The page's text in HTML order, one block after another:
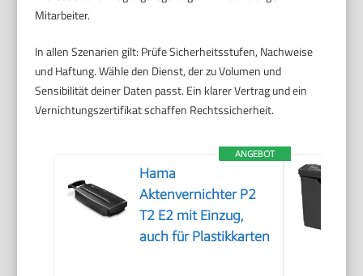
Mitarbeiter.
In allen Szenarien gilt: Prüfe Sicherheitsstufen, Nachweise
und Haftung. Wähle den Dienst, der zu Volumen und
Sensibilität deiner Daten passt. Ein klarer Vertrag und ein
Vernichtungszertifikat schaffen Rechtssicherheit.
ANGEBOT
Hama
Aktenvernichter P2
T2 E2 mit Einzug,
auch für Plastikkarten